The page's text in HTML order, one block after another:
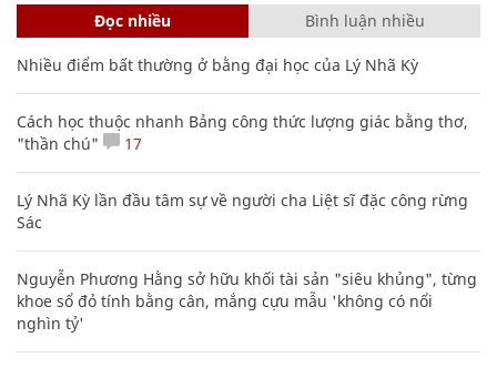
Đọc nhiều Bình luận nhiều
Nhiều điểm bất thường ở bằng đại học của Lý Nhã Kỳ
Cách học thuộc nhanh Bảng công thức lượng giác bằng thơ,
"thần chú"
17
Lý Nhã Kỳ lần đầu tâm sự về người cha Liệt sĩ đặc công rừng
Sác
Nguyễn Phương Hằng sở hữu khối tài sản "siêu khủng", từng
khoe sổ đỏ tính bằng cân, mắng cựu mẫu 'không có nổi
nghìn tỷ'